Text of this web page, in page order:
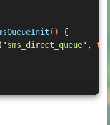
()
{
( "sms_direct_queue" ,